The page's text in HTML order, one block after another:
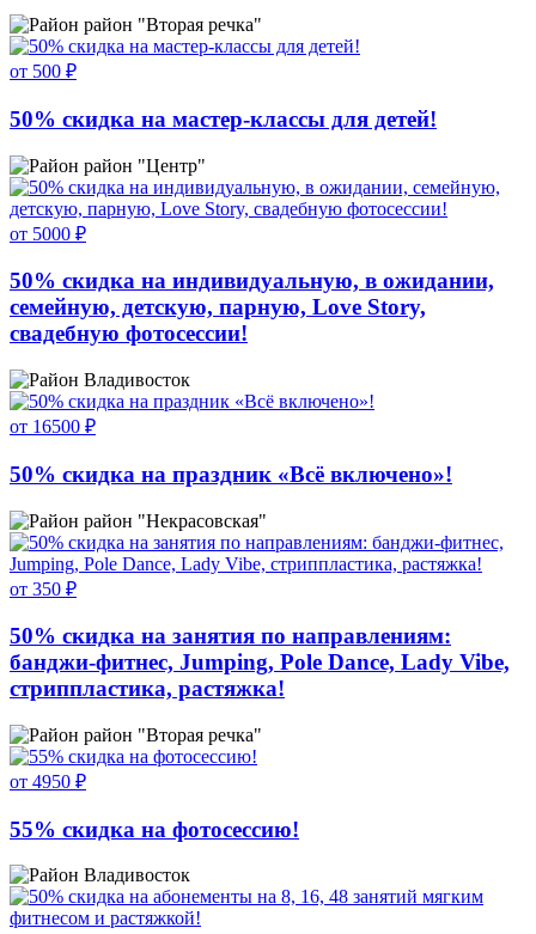
район "Вторая речка"
от 500 ₽
50% скидка на мастер-классы для детей!
район "Центр"
от 5000 ₽
50% скидка на индивидуальную, в ожидании,
семейную, детскую, парную, Love Story,
свадебную фотосессии!
Владивосток
от 16500 ₽
50% скидка на праздник «Всё включено»!
район "Некрасовская"
от 350 ₽
50% скидка на занятия по направлениям:
банджи-фитнес, Jumping, Pole Dance, Lady Vibe,
стриппластика, растяжка!
район "Вторая речка"
от 4950 ₽
55% скидка на фотосессию!
Владивосток